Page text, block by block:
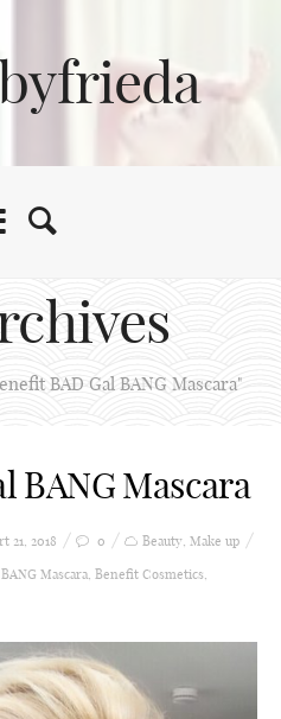
BAD Gal BANG Mascara"
BANG Mascara
21, 2018 0 Beauty, Make up
Mascara, Benefit Cosmetics,